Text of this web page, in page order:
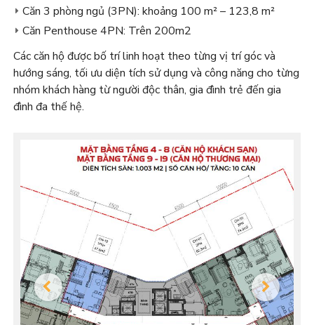
Căn 3 phòng ngủ (3PN): khoảng 100 m² – 123,8 m²
Căn Penthouse 4PN: Trên 200m2
Các căn hộ được bố trí linh hoạt theo từng vị trí góc và
hướng sáng, tối ưu diện tích sử dụng và công năng cho từng
nhóm khách hàng từ người độc thân, gia đình trẻ đến gia
đình đa thế hệ.